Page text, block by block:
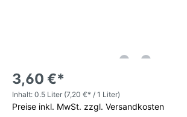
3,60 €*
Inhalt: 0.5 Liter (7,20 €* / 1 Liter)
Preise inkl. MwSt. zzgl. Versandkosten